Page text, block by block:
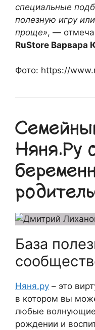
специальные
полезную игру
проще», —
RuStore Варвара
Фото: https://
Няня.Ру
База
Няня.ру – это
в котором вы
любые
рождении и